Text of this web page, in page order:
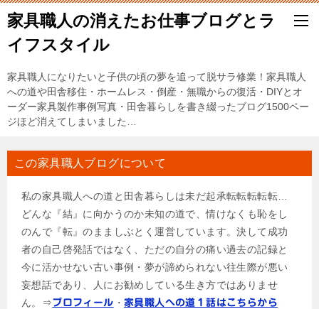
家具職人の消えたお仕事ブログとラ
イフスタイル
家具職人になりたいと子供の頃の夢を追って脱サラ修業！家具職人
への道や田舎移住・ホームレス・倒産・無職からの復活・DIYとオ
ーダー家具製作事例写真・田舎暮らしを書き綴ったブログ1500ペー
ジほど消えてしまいました…
この家具職人ブログについて
私の家具職人への道と田舎暮らしは未だ起承転転転転転…
どんな『結』に向かうのか未知の道で、情けなくも恥をし
のんで『転』のまましぶとく運営しています。決して成功
者の自己啓発話ではなく、ただの自分の痛い過去の記録と
今に活かせない古い事例・夢が諦められない往生際が悪い
妄想話であり、人にお勧めしている生き方ではありませ
ん。⇒プロフィール ・家具職人への道１話はこちらから